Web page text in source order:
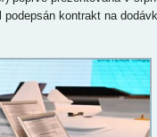
kontrakt na